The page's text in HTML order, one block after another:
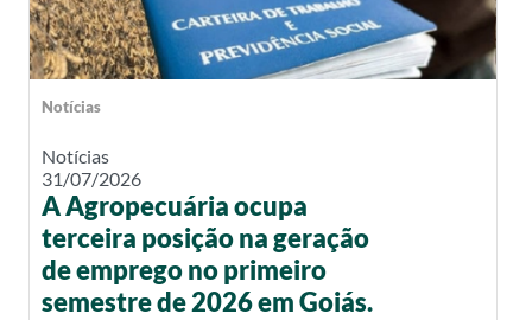
Notícias
Notícias
31/07/2026
A Agropecuária ocupa
terceira posição na geração
de emprego no primeiro
semestre de 2026 em Goiás.